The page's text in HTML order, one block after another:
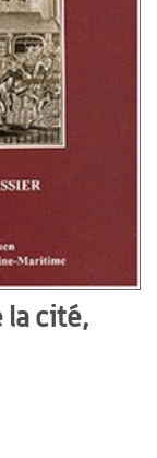
la cité,